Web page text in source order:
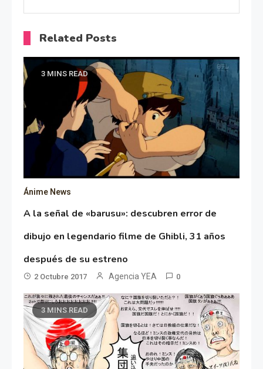
Related Posts
3 MINS READ
Ánime News
A la señal de «barusu»: descubren error de
dibujo en legendario filme de Ghibli, 31 años
después de su estreno
2 Octubre 2017 Agencia YEA 0
3 MINS READ